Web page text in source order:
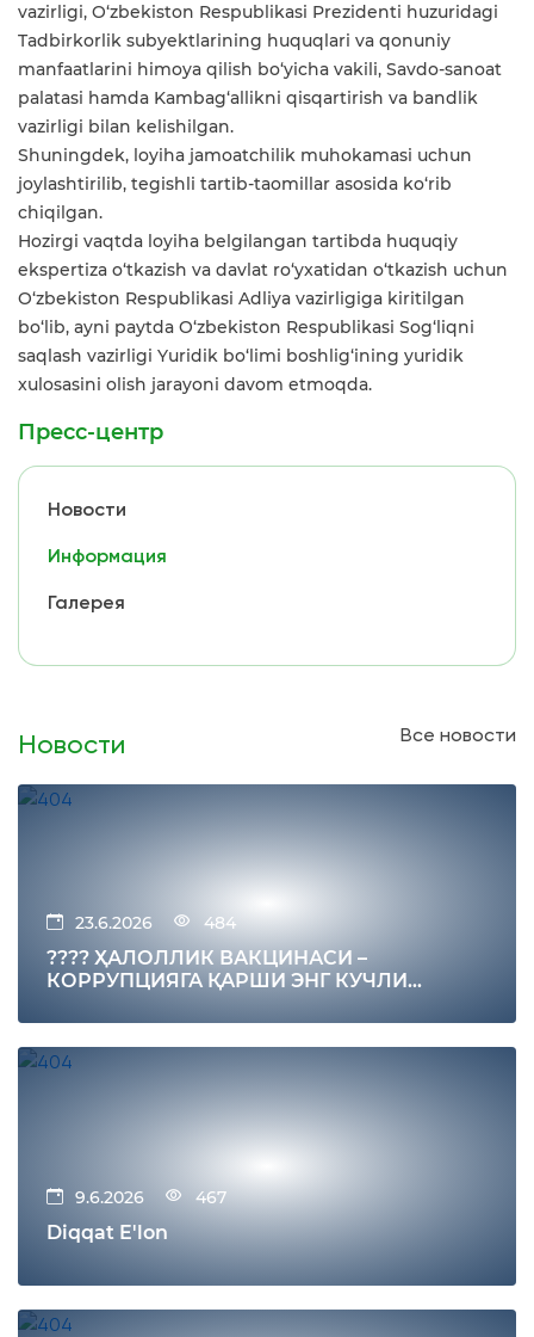
vazirligi, O‘zbekiston Respublikasi Prezidenti huzuridagi
Tadbirkorlik subyektlarining huquqlari va qonuniy
manfaatlarini himoya qilish bo‘yicha vakili, Savdo-sanoat
palatasi hamda Kambag‘allikni qisqartirish va bandlik
vazirligi bilan kelishilgan.
Shuningdek, loyiha jamoatchilik muhokamasi uchun
joylashtirilib, tegishli tartib-taomillar asosida ko‘rib
chiqilgan.
Hozirgi vaqtda loyiha belgilangan tartibda huquqiy
ekspertiza o‘tkazish va davlat ro‘yxatidan o‘tkazish uchun
O‘zbekiston Respublikasi Adliya vazirligiga kiritilgan
bo‘lib, ayni paytda O‘zbekiston Respublikasi Sog‘liqni
saqlash vazirligi Yuridik bo‘limi boshlig‘ining yuridik
xulosasini olish jarayoni davom etmoqda.
Пресс-центр
Новости
Информация
Галерея
Новости Все новости
23.6.2026 484
???? ҲАЛОЛЛИК ВАКЦИНАСИ –
КОРРУПЦИЯГА ҚАРШИ ЭНГ КУЧЛИ
9.6.2026 467
Diqqat E'lon